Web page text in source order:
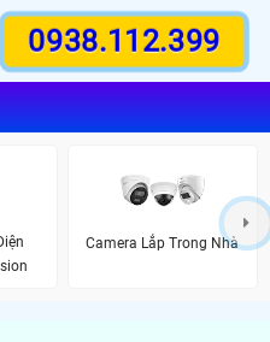
0938.112.399
Camera Lắp Trong Nhà